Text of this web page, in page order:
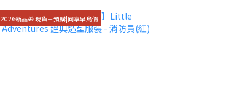
2026新品🎁 現貨＋預購|同享早鳥價